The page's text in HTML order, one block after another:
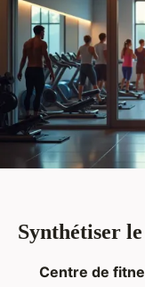
Synthétiser
Centre de